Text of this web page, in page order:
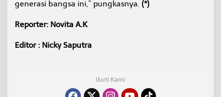
generasi bangsa ini,” pungkasnya. (*)
Reporter: Novita A.K
Editor : Nicky Saputra
Ikuti Kami